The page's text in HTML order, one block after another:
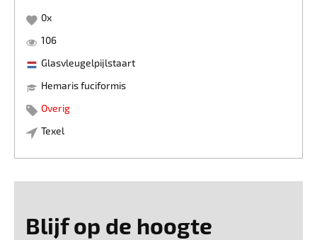
0x
106
Glasvleugelpijlstaart
Hemaris fuciformis
Overig
Texel
Blijf op de hoogte